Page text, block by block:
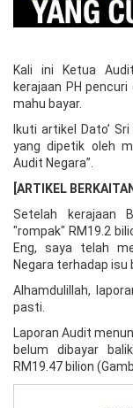
Kali ini Ketua
kerajaan PH
mahu bayar.
Ikuti artikel Dato’
yang dipetik oleh
Audit Negara”.
[ARTIKEL BERKAITAN]
Setelah kerajaan
"rompak" RM19.2
Eng, saya telah
Negara terhadap isu
Alhamdulillah,
pasti.
Laporan Audit
belum dibayar
RM19.47 bilion